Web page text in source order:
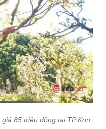
85 triệu đồng tại TP Kon